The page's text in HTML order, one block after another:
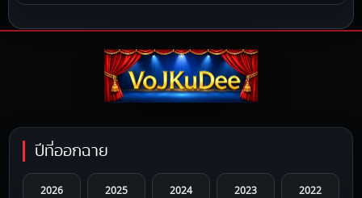
ปีที่ออกฉาย
2026 2025 2024 2023 2022